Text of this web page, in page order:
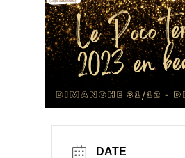
DATE